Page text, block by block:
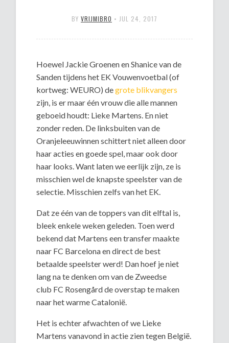
BY VRIJMIBRO • JUL 24, 2017
Hoewel Jackie Groenen en Shanice van de
Sanden tijdens het EK Vouwenvoetbal (of
kortweg: WEURO) degrote blikvangers
zijn, is er maar één vrouw die alle mannen
geboeid houdt: Lieke Martens. En niet
zonder reden. De linksbuiten van de
Oranjeleeuwinnen schittert niet alleen door
haar acties en goede spel, maar ook door
haar looks. Want laten we eerlijk zijn, ze is
misschien wel de knapste speelster van de
selectie. Misschien zelfs van het EK.
Dat ze één van de toppers van dit elftal is,
bleek enkele weken geleden. Toen werd
bekend dat Martens een transfer maakte
naar FC Barcelona en direct de best
betaalde speelster werd! Dan hoef je niet
lang na te denken om van de Zweedse
club FC Rosengård de overstap te maken
naar het warme Catalonië.
Het is echter afwachten of we Lieke
Martens vanavond in actie zien tegen België.